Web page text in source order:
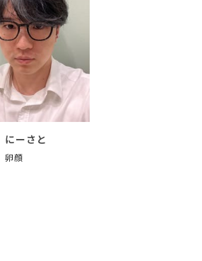
にーさと
卵顔